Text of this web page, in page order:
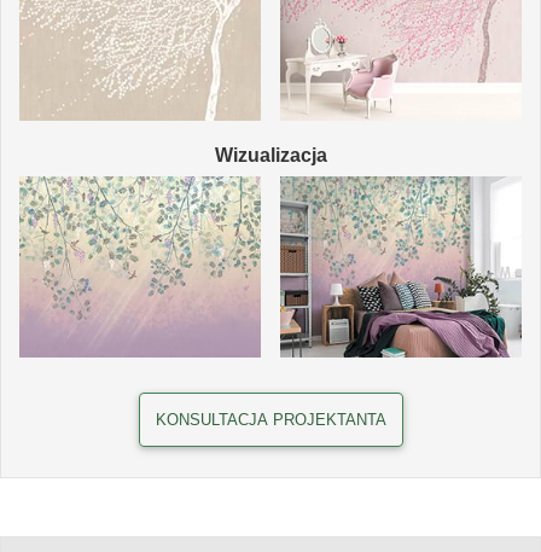
Wizualizacja
KONSULTACJA PROJEKTANTA